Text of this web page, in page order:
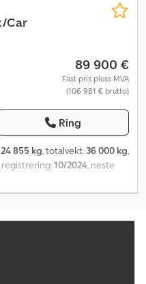
Car
89 900 €
Fast pris pluss MVA
(106 981 € brutto)
Ring
24 855 kg, totalvekt: 36 000 kg,
10/2024, neste